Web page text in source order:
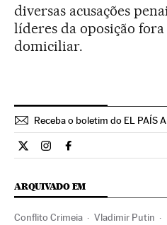
diversas acusações
líderes da oposição
domiciliar.
Receba o boletim do EL PAÍS
Internacional El País Brasil en
Internacional El País
Internacional El
ARQUIVADO EM
Conflito Crimeia Vladimir Putin